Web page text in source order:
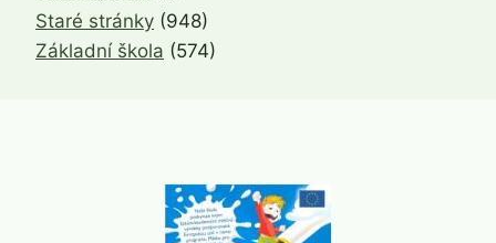
Staré stránky (948)
Základní škola (574)